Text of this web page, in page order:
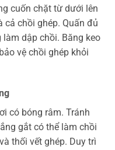
cuốn chặt từ dưới lên
cả chồi ghép. Quấn đủ
dập chồi. Băng keo
vệ chồi ghép khỏi
có bóng râm. Tránh
gắt có thể làm chồi
thối vết ghép. Duy trì